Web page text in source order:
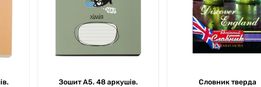
Зошит А5. 48 аркушів.
Словник тверда